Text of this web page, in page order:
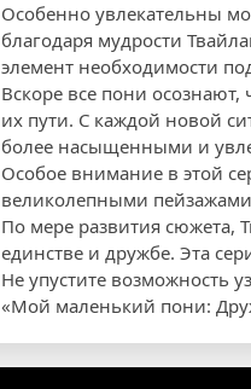
Особенно увлекательны
благодаря мудрости
элемент необходимости
Вскоре все пони осознают,
их пути. С каждой новой
более насыщенными и
Особое внимание в этой
великолепными
По мере развития сюжета,
единстве и дружбе. Эта
Не упустите возможность
«Мой маленький пони: